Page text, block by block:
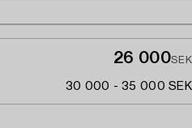
26 000SEK
30 000 - 35 000 SEK